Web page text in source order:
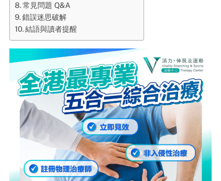
常見問題 Q&A
錯誤迷思破解
結語與讀者提醒